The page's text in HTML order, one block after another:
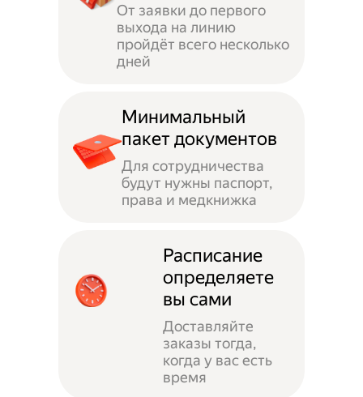
От заявки до первого
выхода на линию
пройдёт всего несколько
дней
Минимальный
пакет документов
Для сотрудничества
будут нужны паспорт,
права и медкнижка
Расписание
определяете
вы сами
Доставляйте
заказы тогда,
когда у вас есть
время